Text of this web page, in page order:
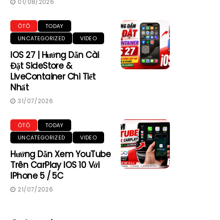
01/08/2026
ÔTÔ
TODAY
UNCATEGORIZED
VIDEO
IOS 27 | Hướng Dẫn Cài
Đặt SideStore &
LiveContainer Chi Tiết
Nhất
31/07/2026
ÔTÔ
TODAY
UNCATEGORIZED
VIDEO
Hướng Dẫn Xem YouTube
Trên CarPlay IOS 10 Với
IPhone 5 / 5C
21/07/2026